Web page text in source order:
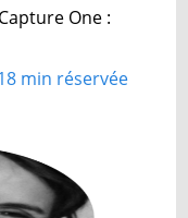
One :
min réservée